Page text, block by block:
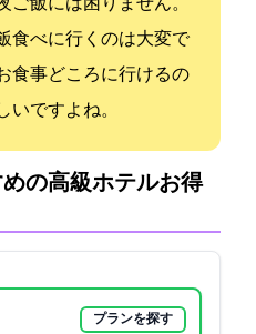
ご飯には困りません。
食べに行くのは大変で
食事どころに行けるの
いですよね。
の高級ホテル:お得
プランを探す